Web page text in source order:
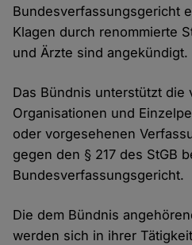
Bundesverfassungsgericht
Klagen durch renommierte
und Ärzte sind angekündigt.
Das Bündnis unterstützt die
Organisationen und
oder vorgesehenen
gegen den § 217 des StGB
Bundesverfassungsgericht.
Die dem Bündnis
werden sich in ihrer